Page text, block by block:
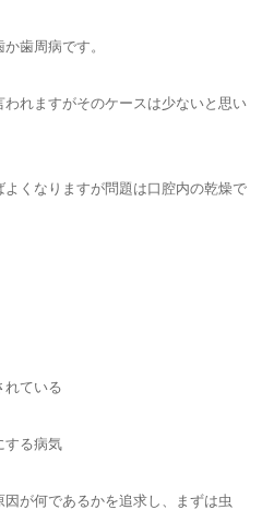
歯周病です。
れますがそのケースは少ないと思い
くなりますが問題は口腔内の乾燥で
ている
する病気
が何であるかを追求し、まずは虫